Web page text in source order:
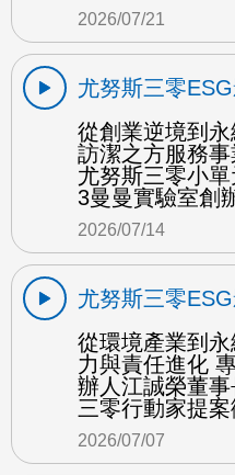
2026/07/21
尤努斯三零
從創業逆境到
訪潔之方服務
尤努斯三零小
3曼曼實驗室創
2026/07/14
尤努斯三零
從環境產業到
力與責任進化
辦人江誠榮董
三零行動家提
2026/07/07